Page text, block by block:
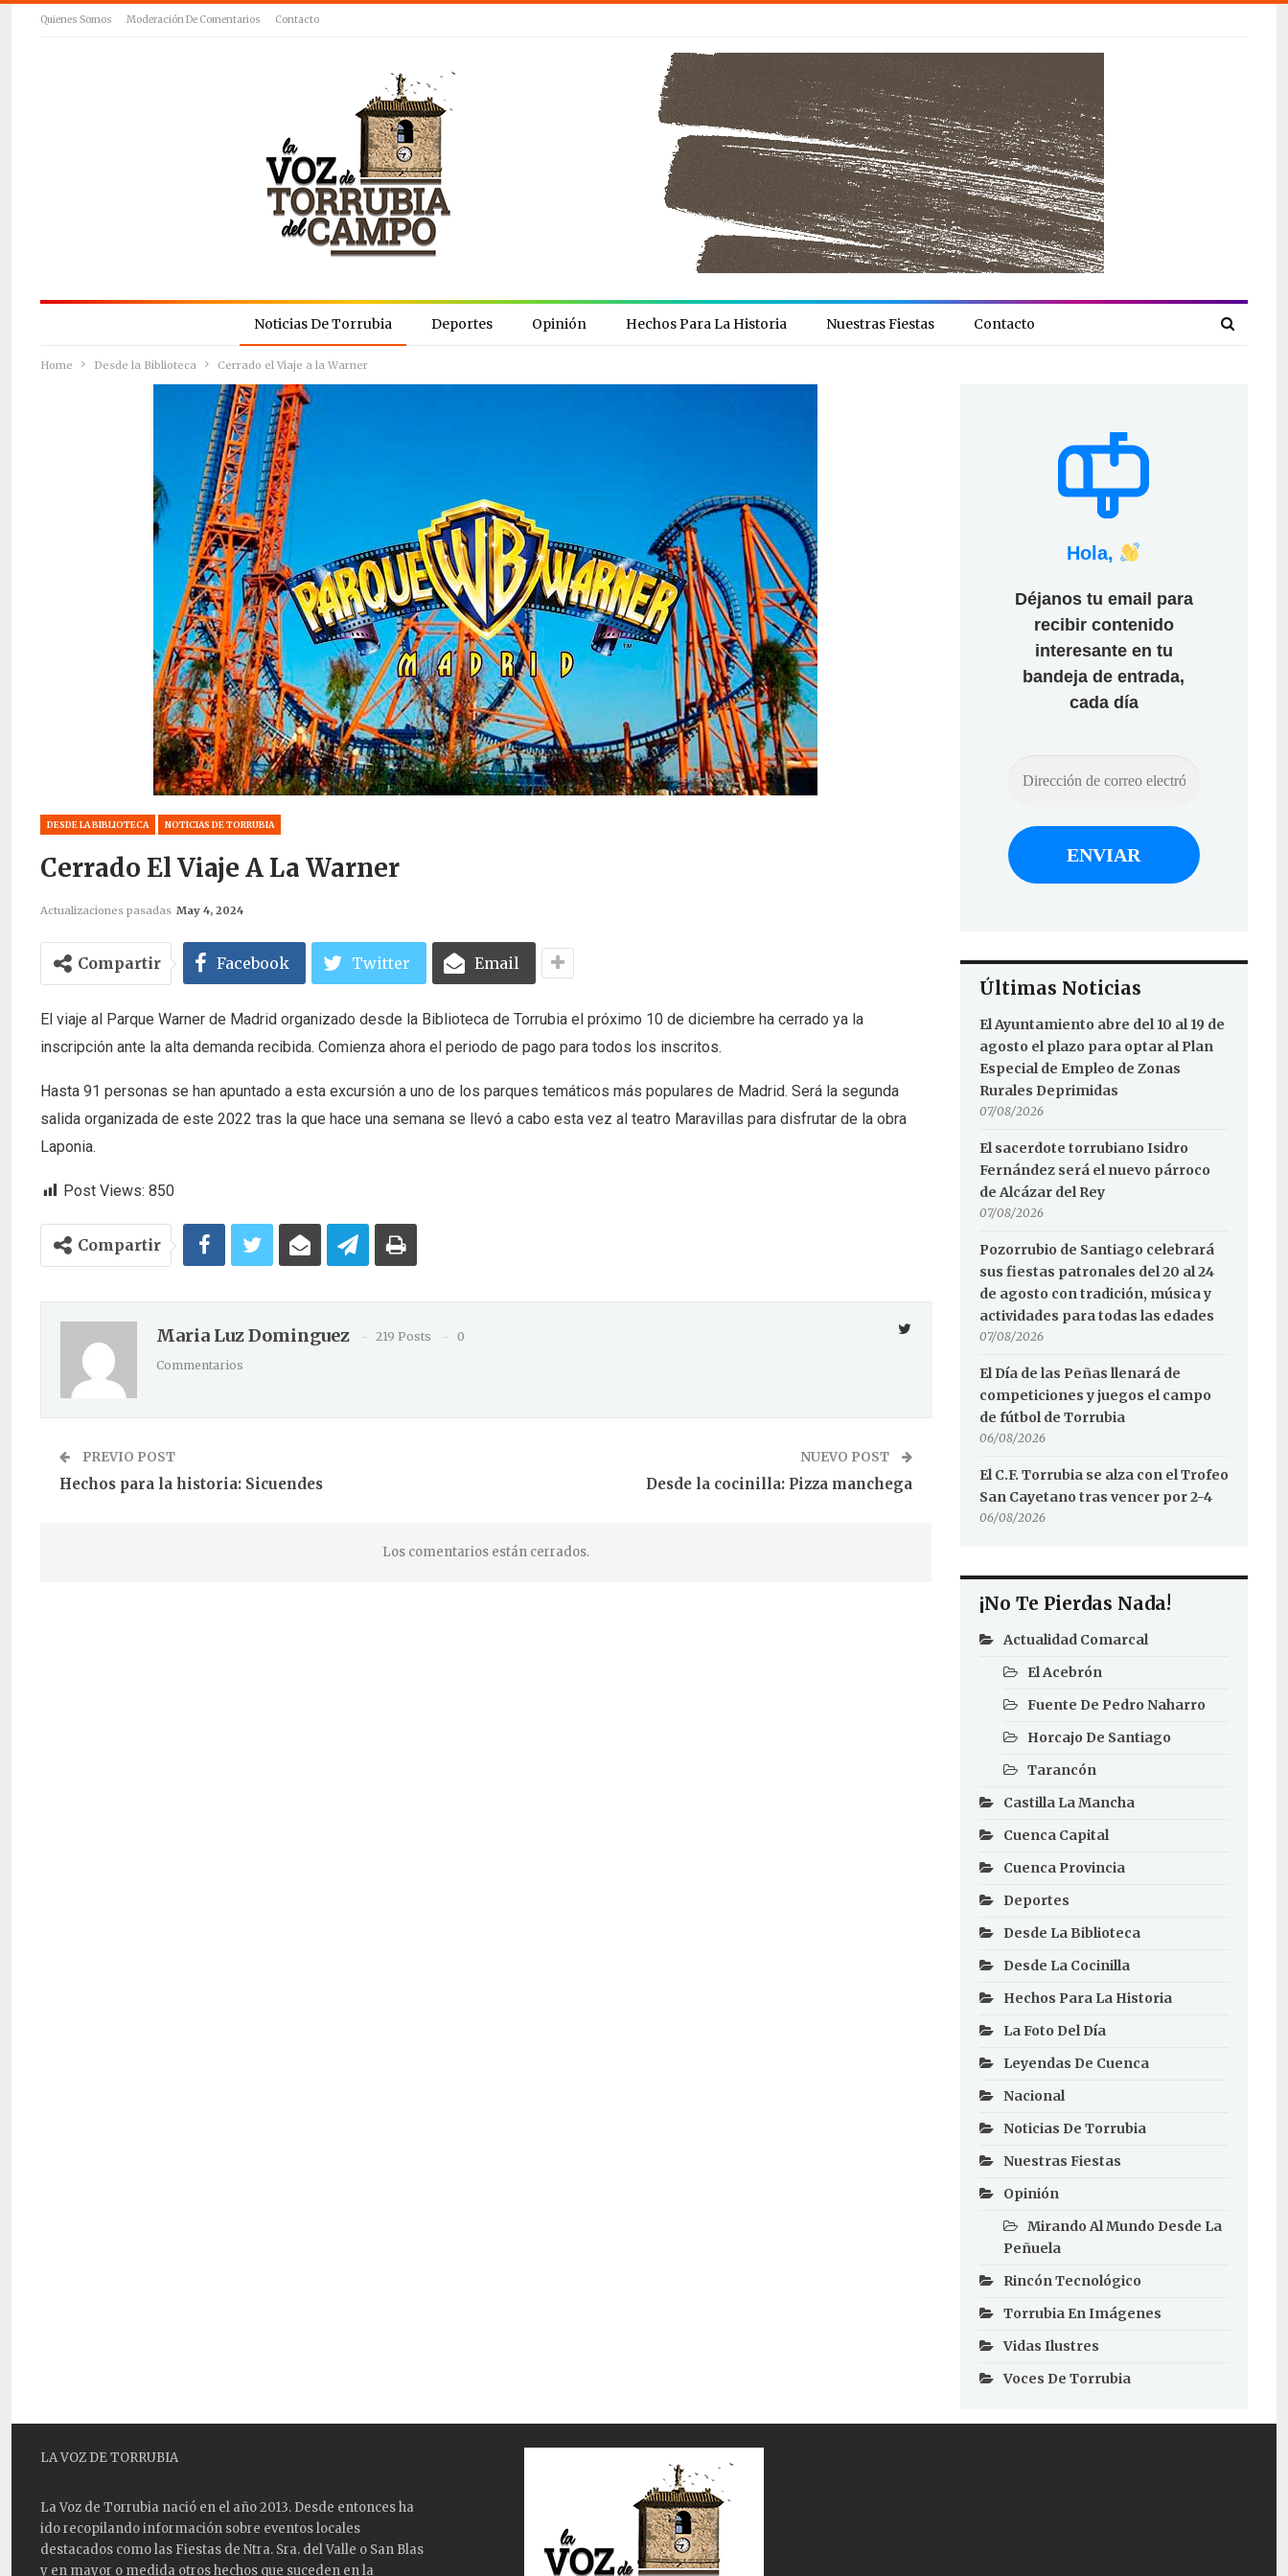
Quienes Somos Moderación De Comentarios Contacto
Noticias De Torrubia Deportes Opinión Hechos Para La Historia Nuestras Fiestas Contacto
Home Desde la Biblioteca Cerrado el Viaje a la Warner
DESDE LA BIBLIOTECA NOTICIAS DE TORRUBIA
Cerrado El Viaje A La Warner
Actualizaciones pasadas May 4, 2024
Compartir Facebook Twitter Email
El viaje al Parque Warner de Madrid organizado desde la Biblioteca de Torrubia el próximo 10 de diciembre ha cerrado ya la
inscripción ante la alta demanda recibida. Comienza ahora el periodo de pago para todos los inscritos.
Hasta 91 personas se han apuntado a esta excursión a uno de los parques temáticos más populares de Madrid. Será la segunda
salida organizada de este 2022 tras la que hace una semana se llevó a cabo esta vez al teatro Maravillas para disfrutar de la obra
Laponia.
Post Views: 850
Compartir
Maria Luz Dominguez 219 Posts
0
Commentarios
PREVIO POST
Hechos para la historia: Sicuendes
NUEVO POST
Desde la cocinilla: Pizza manchega
Los comentarios están cerrados.
Hola,
Déjanos tu email para
recibir contenido
interesante en tu
bandeja de entrada,
cada día
Últimas Noticias
El Ayuntamiento abre del 10 al 19 de
agosto el plazo para optar al Plan
Especial de Empleo de Zonas
Rurales Deprimidas
07/08/2026
El sacerdote torrubiano Isidro
Fernández será el nuevo párroco
de Alcázar del Rey
07/08/2026
Pozorrubio de Santiago celebrará
sus fiestas patronales del 20 al 24
de agosto con tradición, música y
actividades para todas las edades
07/08/2026
El Día de las Peñas llenará de
competiciones y juegos el campo
de fútbol de Torrubia
06/08/2026
El C.F. Torrubia se alza con el Trofeo
San Cayetano tras vencer por 2-4
06/08/2026
¡No Te Pierdas Nada!
Actualidad Comarcal
El Acebrón
Fuente De Pedro Naharro
Horcajo De Santiago
Tarancón
Castilla La Mancha
Cuenca Capital
Cuenca Provincia
Deportes
Desde La Biblioteca
Desde La Cocinilla
Hechos Para La Historia
La Foto Del Día
Leyendas De Cuenca
Nacional
Noticias De Torrubia
Nuestras Fiestas
Opinión
Mirando Al Mundo Desde La
Peñuela
Rincón Tecnológico
Torrubia En Imágenes
Vidas Ilustres
Voces De Torrubia
LA VOZ DE TORRUBIA
La Voz de Torrubia nació en el año 2013. Desde entonces ha
ido recopilando información sobre eventos locales
destacados como las Fiestas de Ntra. Sra. del Valle o San Blas
y en mayor o medida otros hechos que suceden en la